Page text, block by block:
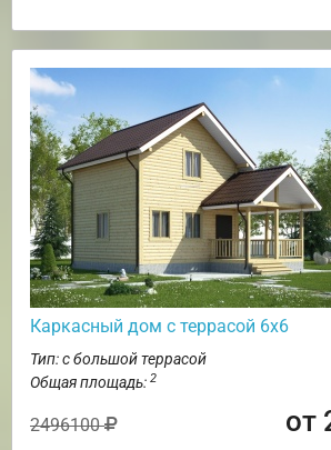
Каркасный дом с террасой 6х6
Тип: с большой террасой
Общая площадь: 2
2496100 от